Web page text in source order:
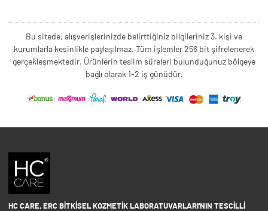
Bu sitede, alışverişlerinizde belirttiğiniz bilgileriniz 3. kişi ve
kurumlarla kesinlikle paylaşılmaz. Tüm işlemler 256 bit şifrelenerek
gerçekleşmektedir. Ürünlerin teslim süreleri bulunduğunuz bölgeye
bağlı olarak 1-2 iş günüdür.
HC CARE, ERC BITKISEL KOZMETIK LABORATUVARLARI'NIN TESCILLI